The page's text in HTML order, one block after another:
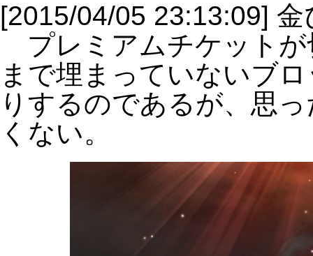
[2015/04/05 23:13:09]
プレミアムチケットが
まで埋まっていないブ
りするのであるが、思
くない。